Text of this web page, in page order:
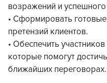
возражений и успешного
• Сформировать
претензий клиентов.
• Обеспечить
которые помогут
ближайших переговорах.